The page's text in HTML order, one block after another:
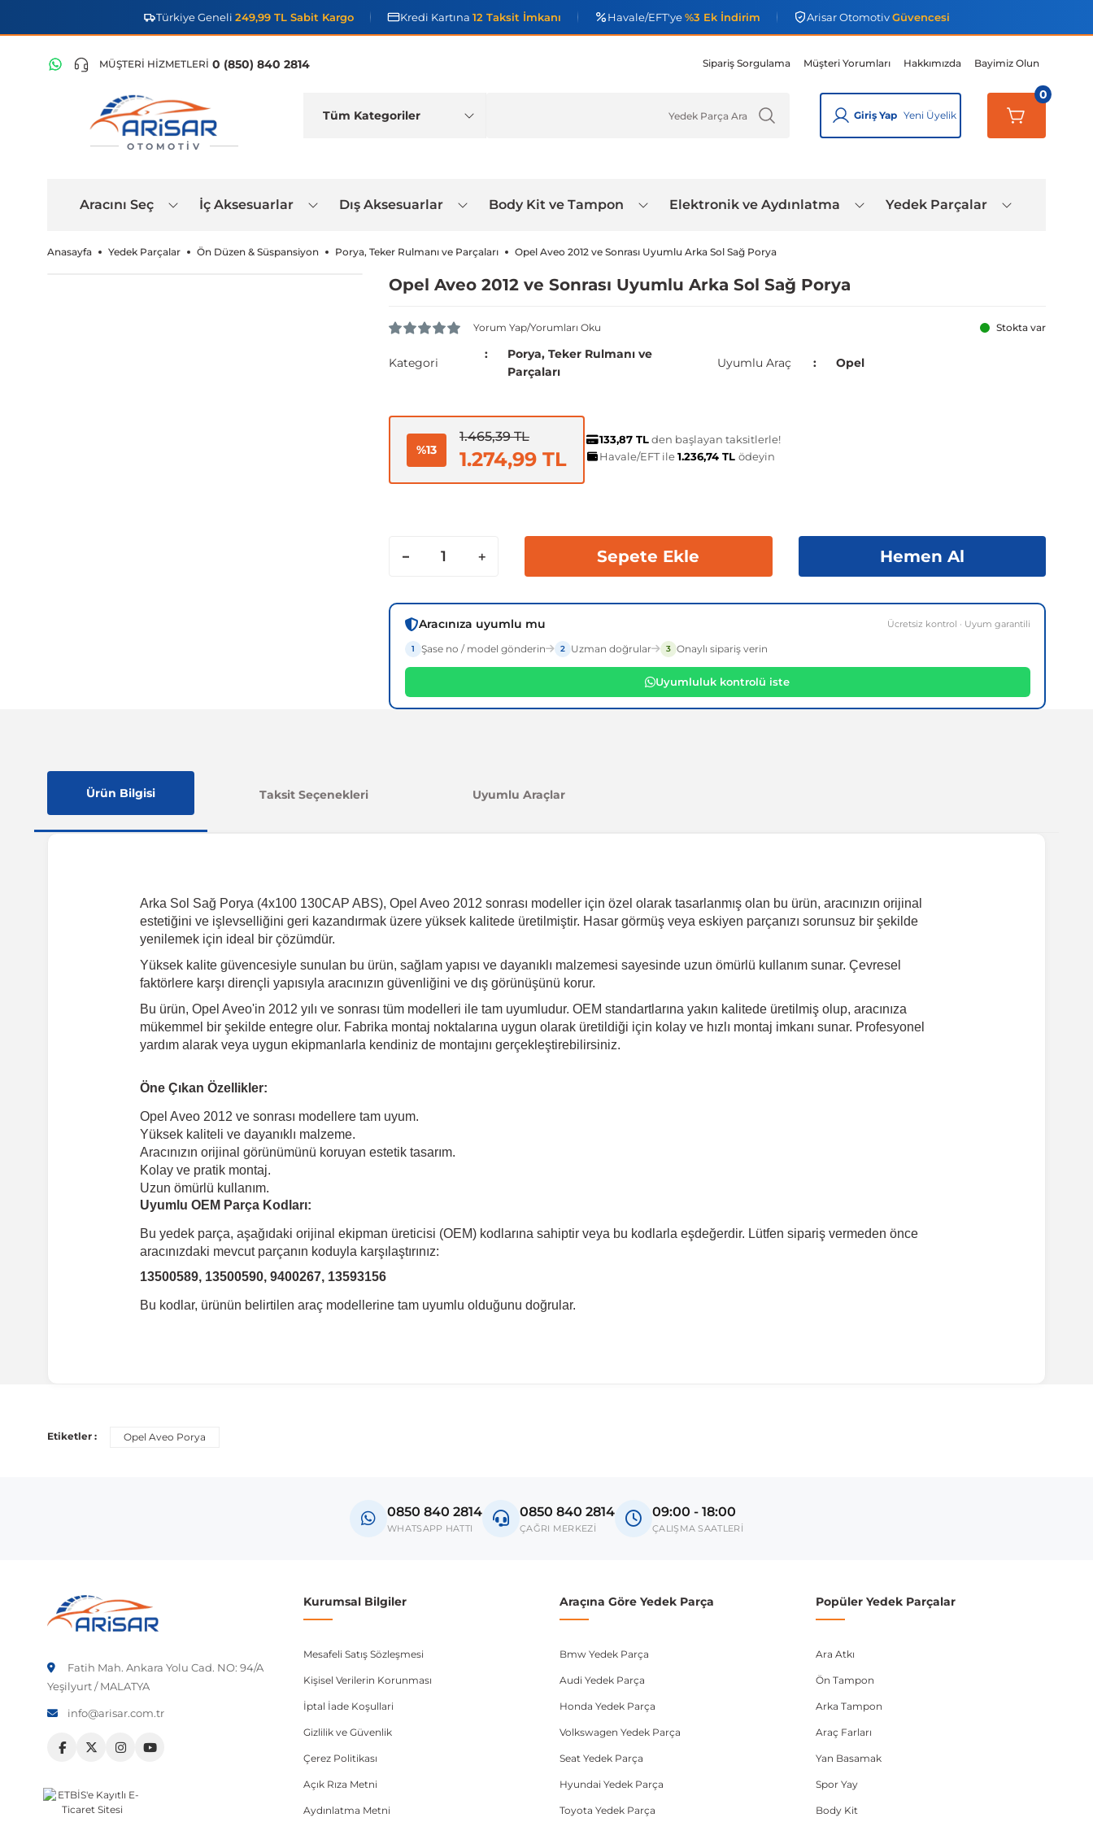
Türkiye Geneli 249,99 TL Sabit Kargo Kredi Kartına 12 Taksit İmkanı Havale/EFT'ye%3 Ek İndirim Arisar OtomotivGüvencesi
MÜŞTERİ HİZMETLERİ 0 (850) 840 2814 Sipariş Sorgulama Müşteri Yorumları Hakkımızda Bayimiz Olun
OTOMOTIV
Giriş Yap Yeni Üyelik
0
Aracını Seç İç Aksesuarlar Dış Aksesuarlar Body Kit ve Tampon Elektronik ve Aydınlatma Yedek Parçalar
Anasayfa Yedek Parçalar Ön Düzen & Süspansiyon Porya, Teker Rulmanı ve Parçaları Opel Aveo 2012 ve Sonrası Uyumlu Arka Sol Sağ Porya
Opel Aveo 2012 ve Sonrası Uyumlu Arka Sol Sağ Porya
Yorum Yap/Yorumları Oku Stokta var
Kategori
Porya, Teker Rulmanı ve
Parçaları
Uyumlu Araç Opel
%13
1.465,39 TL
1.274,99 TL
133,87 TLden başlayan taksitlerle!
Havale/EFT ile1.236,74 TL ödeyin
Sepete Ekle Hemen Al
Aracınıza uyumlu mu Ücretsiz kontrol · Uyum garantili
1 Şase no / model gönderin 2 Uzman doğrular 3 Onaylı sipariş verin
Uyumluluk kontrolü iste
Ürün Bilgisi Taksit Seçenekleri Uyumlu Araçlar
Arka Sol Sağ Porya (4x100 130CAP ABS), Opel Aveo 2012 sonrası modeller için özel olarak tasarlanmış olan bu ürün, aracınızın orijinal
estetiğini ve işlevselliğini geri kazandırmak üzere yüksek kalitede üretilmiştir. Hasar görmüş veya eskiyen parçanızı sorunsuz bir şekilde
yenilemek için ideal bir çözümdür.
Yüksek kalite güvencesiyle sunulan bu ürün, sağlam yapısı ve dayanıklı malzemesi sayesinde uzun ömürlü kullanım sunar. Çevresel
faktörlere karşı dirençli yapısıyla aracınızın güvenliğini ve dış görünüşünü korur.
Bu ürün, Opel Aveo'in 2012 yılı ve sonrası tüm modelleri ile tam uyumludur. OEM standartlarına yakın kalitede üretilmiş olup, aracınıza
mükemmel bir şekilde entegre olur. Fabrika montaj noktalarına uygun olarak üretildiği için kolay ve hızlı montaj imkanı sunar. Profesyonel
yardım alarak veya uygun ekipmanlarla kendiniz de montajını gerçekleştirebilirsiniz.
Öne Çıkan Özellikler:
Opel Aveo 2012 ve sonrası modellere tam uyum.
Yüksek kaliteli ve dayanıklı malzeme.
Aracınızın orijinal görünümünü koruyan estetik tasarım.
Kolay ve pratik montaj.
Uzun ömürlü kullanım.
Uyumlu OEM Parça Kodları:
Bu yedek parça, aşağıdaki orijinal ekipman üreticisi (OEM) kodlarına sahiptir veya bu kodlarla eşdeğerdir. Lütfen sipariş vermeden önce
aracınızdaki mevcut parçanın koduyla karşılaştırınız:
13500589, 13500590, 9400267, 13593156
Bu kodlar, ürünün belirtilen araç modellerine tam uyumlu olduğunu doğrular.
Araç üreticileri aynı model yılı içerisinde farklı donanım ve kasa tipleri kullanabilmektedir. Sipariş vermeden önce OEM numarası veya şasi numarası ile uyumluluğu kontrol
Etiketler : Opel Aveo Porya
0850 840 2814
WHATSAPP HATTI
0850 840 2814
ÇAĞRI MERKEZİ
09:00 - 18:00
ÇALIŞMA SAATLERİ
Fatih Mah. Ankara Yolu Cad. NO: 94/A
Yeşilyurt / MALATYA
info@arisar.com.tr
Kurumsal Bilgiler
Mesafeli Satış Sözleşmesi
Kişisel Verilerin Korunması
İptal İade Koşullari
Gizlilik ve Güvenlik
Çerez Politikası
Açık Rıza Metni
Aydınlatma Metni
Araçına Göre Yedek Parça
Bmw Yedek Parça
Audi Yedek Parça
Honda Yedek Parça
Volkswagen Yedek Parça
Seat Yedek Parça
Hyundai Yedek Parça
Toyota Yedek Parça
Popüler Yedek Parçalar
Ara Atkı
Ön Tampon
Arka Tampon
Araç Farları
Yan Basamak
Spor Yay
Body Kit